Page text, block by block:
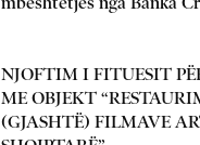
NJOFTIM I FITUESIT
ME OBJEKT
(GJASHTË) FILMAVE